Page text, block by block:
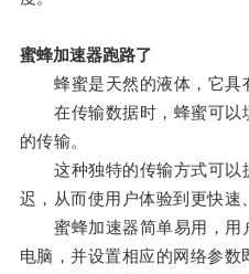
蜜蜂加速器跑路了
蜂蜜是天然的液体，它具
在传输数据时，蜂蜜可以
的传输。
这种独特的传输方式可以
迟，从而使用户体验到更快速
蜜蜂加速器简单易用，用
电脑，并设置相应的网络参数